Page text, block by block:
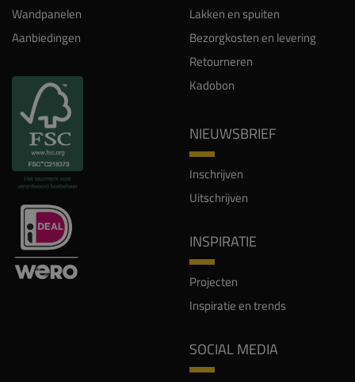
Wandpanelen
Aanbiedingen
Lakken en spuiten
Bezorgkosten en levering
Retourneren
Kadobon
NIEUWSBRIEF
Inschrijven
Uitschrijven
INSPIRATIE
Projecten
Inspiratie en trends
SOCIAL MEDIA